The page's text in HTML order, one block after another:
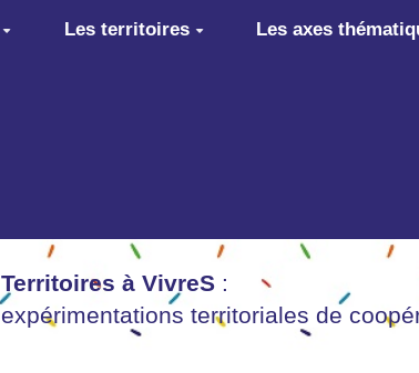
Les territoires Les axes
Territoires à VivreS :
expérimentations territoriales de